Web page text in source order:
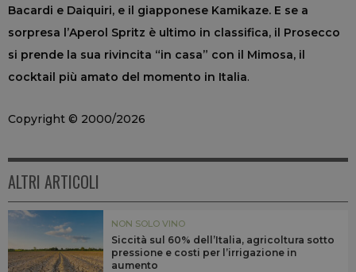
Bacardi e Daiquiri, e il giapponese Kamikaze. E se a
sorpresa l’Aperol Spritz è ultimo in classifica, il Prosecco
si prende la sua rivincita “in casa” con il Mimosa, il
cocktail più amato del momento in Italia.
Copyright © 2000/2026
ALTRI ARTICOLI
NON SOLO VINO
Siccità sul 60% dell’Italia, agricoltura sotto
pressione e costi per l’irrigazione in
aumento